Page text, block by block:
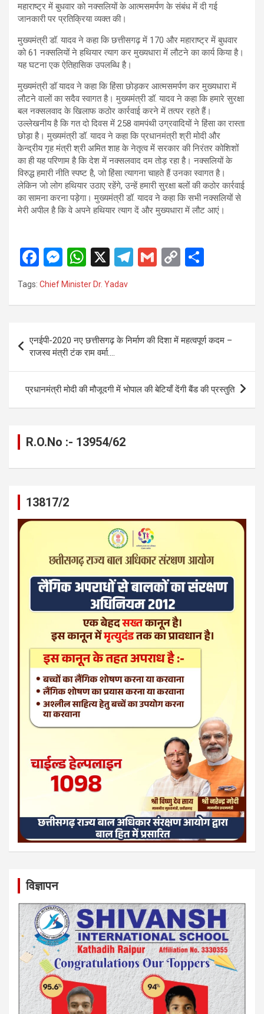
महाराष्ट्र में बुधवार को नक्सलियों के आत्मसमर्पण के संबंध में दी गई
जानकारी पर प्रतिक्रिया व्यक्त की।
मुख्यमंत्री डॉ. यादव ने कहा कि छत्तीसगढ़ में 170 और महाराष्ट्र में बुधवार
को 61 नक्सलियों ने हथियार त्याग कर मुख्यधारा में लौटने का कार्य किया है।
यह घटना एक ऐतिहासिक उपलब्धि है।
मुख्यमंत्री डॉ यादव ने कहा कि हिंसा छोड़कर आत्मसमर्पण कर मुख्यधारा में
लौटने वालों का सदैव स्वागत है। मुख्यमंत्री डॉ. यादव ने कहा कि हमारे सुरक्षा
बल नक्सलवाद के खिलाफ कठोर कार्रवाई करने में तत्पर रहते हैं।
उल्लेखनीय है कि गत दो दिवस में 258 वामपंथी उग्रवादियों ने हिंसा का रास्ता
छोड़ा है। मुख्यमंत्री डॉ. यादव ने कहा कि प्रधानमंत्री श्री मोदी और
केन्द्रीय गृह मंत्री श्री अमित शाह के नेतृत्व में सरकार की निरंतर कोशिशों
का ही यह परिणाम है कि देश में नक्सलवाद दम तोड़ रहा है। नक्सलियों के
विरुद्ध हमारी नीति स्पष्ट है, जो हिंसा त्यागना चाहते हैं उनका स्वागत है।
लेकिन जो लोग हथियार उठाए रहेंगे, उन्हें हमारी सुरक्षा बलों की कठोर कार्रवाई
का सामना करना पड़ेगा। मुख्यमंत्री डॉ. यादव ने कहा कि सभी नक्सलियों से
मेरी अपील है कि वे अपने हथियार त्याग दें और मुख्यधारा में लौट आएं।
F
a
ce
o
o
k
M
es
se
g
er
W
h
at
A
p
p
X
T
a
G
C
n
k
Tags: Chief Minister Dr. Yadav
navigation
एनईपी-2020 नए छत्तीसगढ़ के निर्माण की दिशा में महत्वपूर्ण कदम –
राजस्व मंत्री टंक राम वर्मा….
प्रधानमंत्री मोदी की मौजूदगी में भोपाल की बेटियाँ देंगी बैंड की प्रस्तुति
R.O.No :- 13954/62
13817/2
विज्ञापन